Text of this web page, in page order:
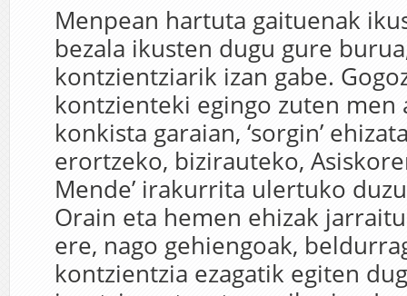
Menpean hartuta gaituenak
bezala ikusten dugu gure
kontzientziarik izan gabe.
kontzienteki egingo zuten men
konkista garaian, ‘sorgin’
erortzeko, bizirauteko,
Mende’ irakurrita ulertuko
Orain eta hemen ehizak
ere, nago gehiengoak,
kontzientzia ezagatik egiten